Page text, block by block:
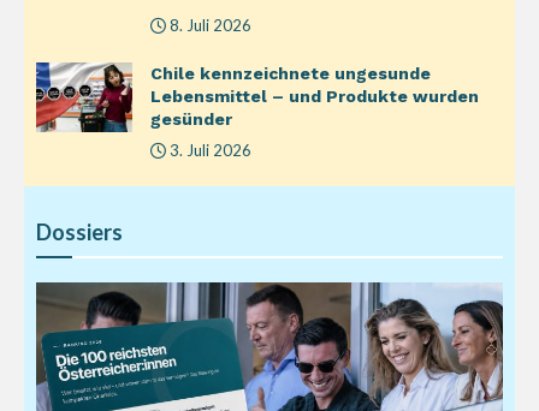
8. Juli 2026
Chile kennzeichnete ungesunde
Lebensmittel – und Produkte wurden
gesünder
3. Juli 2026
Dossiers